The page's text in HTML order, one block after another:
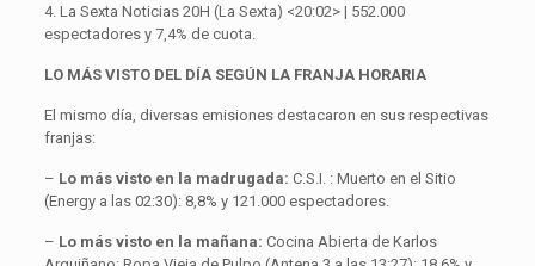
4. La Sexta Noticias 20H (La Sexta) <20:02> | 552.000
espectadores y 7,4% de cuota.
LO MÁS VISTO DEL DÍA SEGÚN LA FRANJA HORARIA
El mismo día, diversas emisiones destacaron en sus respectivas
franjas:
– Lo más visto en la madrugada: C.S.I. : Muerto en el Sitio
(Energy a las 02:30): 8,8% y 121.000 espectadores.
– Lo más visto en la mañana: Cocina Abierta de Karlos